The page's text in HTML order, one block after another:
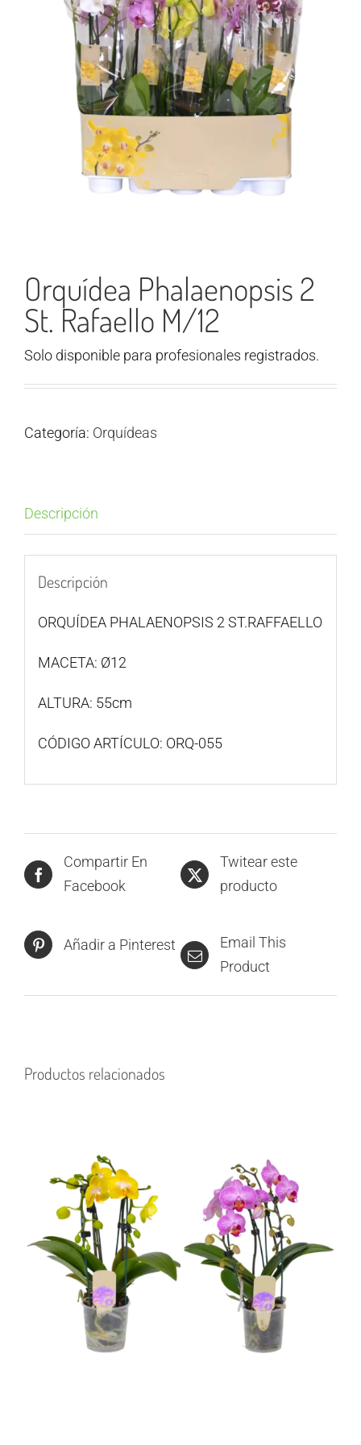
Orquídea Phalaenopsis 2
St. Rafaello M/12
Solo disponible para profesionales registrados.
Categoría: Orquídeas
Descripción
Descripción
ORQUÍDEA PHALAENOPSIS 2 ST.RAFFAELLO
MACETA: Ø12
ALTURA: 55cm
CÓDIGO ARTÍCULO: ORQ-055
Compartir En
Facebook
Twitear este
producto
Añadir a Pinterest
Email This
Product
Productos relacionados